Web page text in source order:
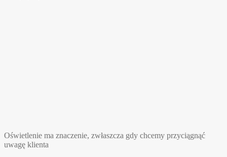
Oświetlenie ma znaczenie, zwłaszcza gdy chcemy przyciągnąć
uwagę klienta